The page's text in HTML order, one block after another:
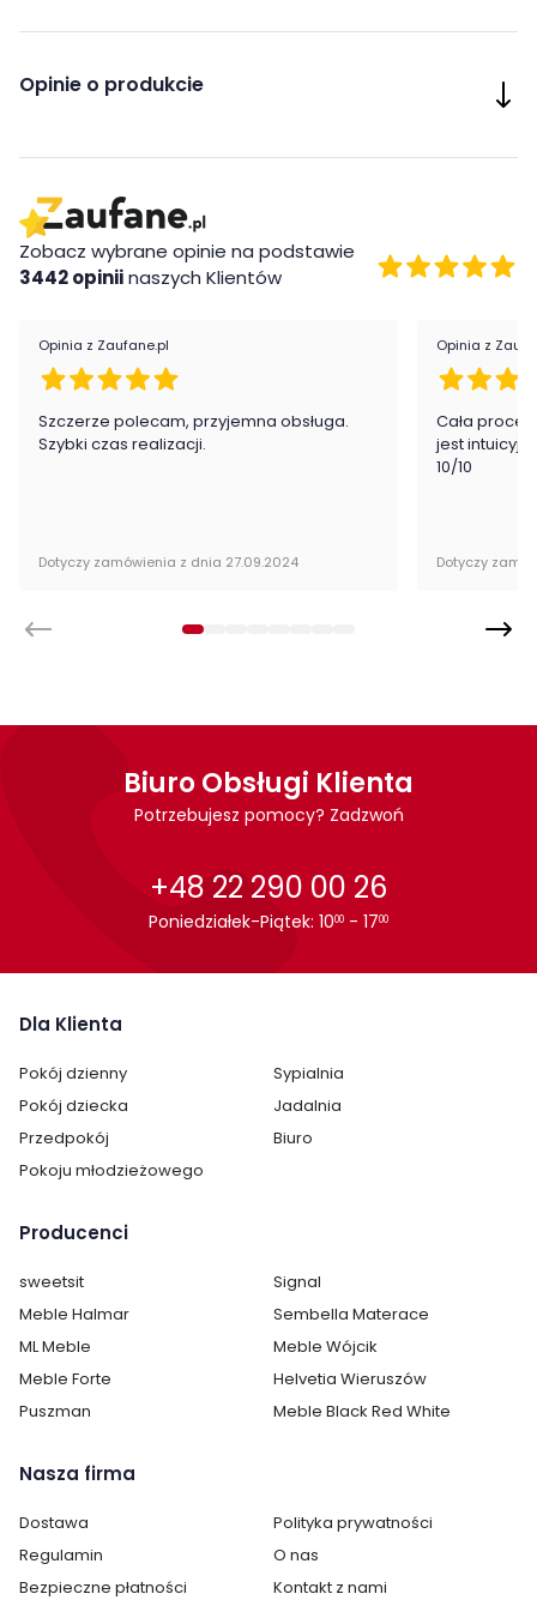
Wybarwienie zastosowane w kolekcji POK:
Buk Ipsen DR3274
Grafit U1257
Cechy charakterystyczne
- szuflada na prowadnicach
- górne drzwi skrywają jedną półkę
- modna i funkcjonalna komoda do pokoju młodzieżowego
- Płyta meblowa
Cechy charakterystyczne
Szerokość: 50 cm
Wysokość:
Głębokość:
Kolor: Biały
Ilość półek:
Wykonanie:
Montaż: do samodzielnego montażu
Opinie o produkcie
Zobacz wybrane opinie na podstawie
3442 opiniinaszych Klientów
Opinia z Zaufane.pl
Szczerze polecam, przyjemna obsługa.
Szybki czas realizacji.
Dotyczy zamówienia z dnia 27.09.2024
Opinia z
Cała
jest
10/10
Dotyczy
Biuro Obsługi Klienta
Potrzebujesz pomocy? Zadzwoń
+48 22 290 00 26
Poniedziałek-Piątek: 1000 - 1700
Dla Klienta
Pokój dzienny
Sypialnia
Pokój dziecka
Jadalnia
Przedpokój
Biuro
Pokoju młodzieżowego
Producenci
sweetsit
Signal
Meble Halmar
Sembella Materace
ML Meble
Meble Wójcik
Meble Forte
Helvetia Wieruszów
Puszman
Meble Black Red White
Nasza firma
Dostawa
Polityka prywatności
Regulamin
O nas
Bezpieczne płatności
Kontakt z nami